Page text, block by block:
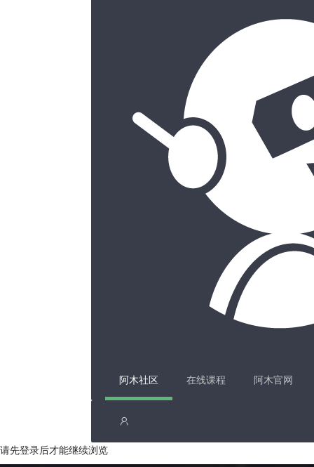
阿木社区 在线课程 阿木官网
请先登录后才能继续浏览